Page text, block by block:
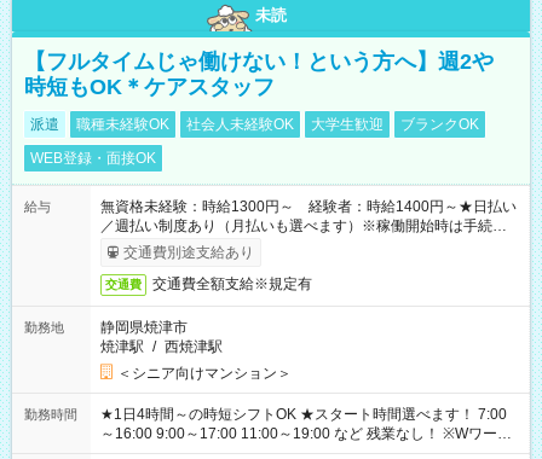
未読
【フルタイムじゃ働けない！という方へ】週2や
時短もOK＊ケアスタッフ
派遣 職種未経験OK 社会人未経験OK 大学生歓迎
ブランクOK
WEB登録・面接OK
給与
無資格未経験：時給1300円～ 経験者：時給1400円～★日払い
／週払い制度あり（月払いも選べます）※稼働開始時は手続き完
了次第のお支払いとなります。
交通費別途支給あり
交通費 交通費全額支給※規定有
勤務地
静岡県焼津市
焼津駅 / 西焼津駅
＜シニア向けマンション＞
勤務時間
★1日4時間～の時短シフトOK ★スタート時間選べます！ 7:00
～16:00 9:00～17:00 11:00～19:00 など 残業なし！ ※Wワーク
の場合、他のお仕事と合わせ週40時間超の就業はご案内できま